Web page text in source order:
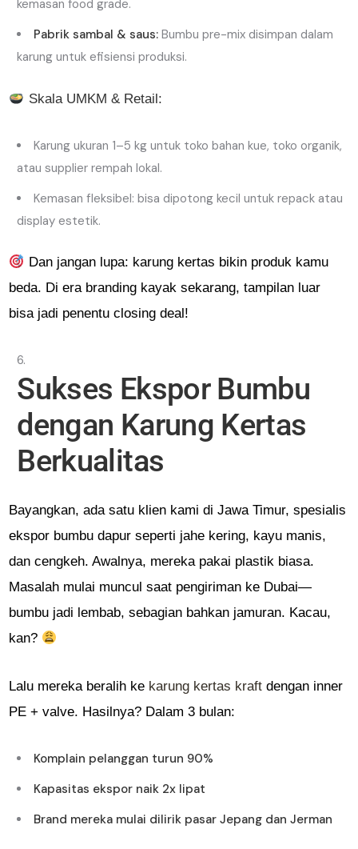
kemasan food grade.
Pabrik sambal & saus: Bumbu pre-mix disimpan dalam
karung untuk efisiensi produksi.
Skala UMKM & Retail:
Karung ukuran 1–5 kg untuk toko bahan kue, toko organik,
atau supplier rempah lokal.
Kemasan fleksibel: bisa dipotong kecil untuk repack atau
display estetik.
Dan jangan lupa: karung kertas bikin produk kamu
beda. Di era branding kayak sekarang, tampilan luar
bisa jadi penentu closing deal!
Sukses Ekspor Bumbu
dengan Karung Kertas
Berkualitas
Bayangkan, ada satu klien kami di Jawa Timur, spesialis
ekspor bumbu dapur seperti jahe kering, kayu manis,
dan cengkeh. Awalnya, mereka pakai plastik biasa.
Masalah mulai muncul saat pengiriman ke Dubai—
bumbu jadi lembab, sebagian bahkan jamuran. Kacau,
kan?
Lalu mereka beralih ke karung kertas kraft dengan inner
PE + valve. Hasilnya? Dalam 3 bulan:
Komplain pelanggan turun 90%
Kapasitas ekspor naik 2x lipat
Brand mereka mulai dilirik pasar Jepang dan Jerman